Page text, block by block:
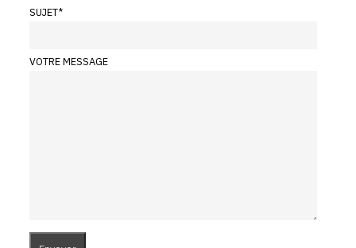
SUJET*
VOTRE MESSAGE